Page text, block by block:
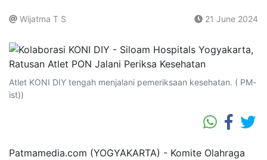
Wijatma T S 21 June 2024
Atlet KONI DIY tengah menjalani pemeriksaan kesehatan. ( PM-
ist))
Patmamedia.com (YOGYAKARTA) - Komite Olahraga